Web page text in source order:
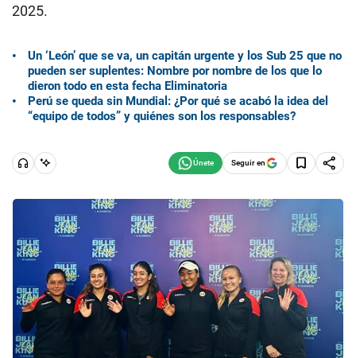
2025.
Un ‘León’ que se va, un capitán urgente y los Sub 25 que no
pueden ser suplentes: Nombre por nombre de los que lo
dieron todo en esta fecha Eliminatoria
Perú se queda sin Mundial: ¿Por qué se acabó la idea del
“equipo de todos” y quiénes son los responsables?
Seguir en